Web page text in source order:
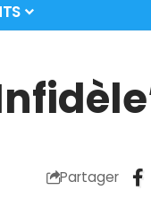
Partager